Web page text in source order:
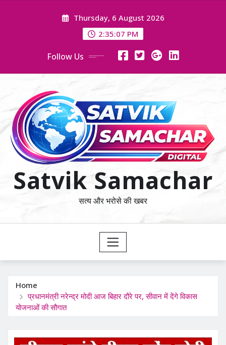
Thursday, 6 August 2026
2:35:08 PM
Follow Us
Satvik Samachar
सत्य और भरोसे की खबर
Home
प्रधानमंत्री नरेन्द्र मोदी आज बिहार दौरे पर, सीवान में देंगे विकास
योजनाओं की सौगात